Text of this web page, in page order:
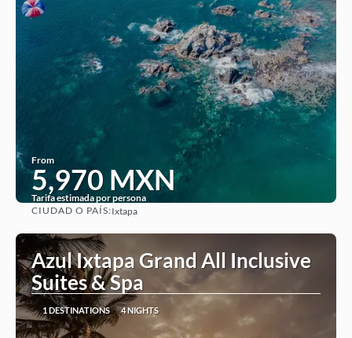
From
5,970 MXN
Tarifa estimada por persona
CIUDAD O PAÍS:Ixtapa
Azul Ixtapa Grand All Inclusive
Suites & Spa
1 DESTINATIONS 4 NIGHTS